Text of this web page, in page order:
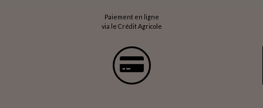
Paiement en ligne
via le Crédit Agricole